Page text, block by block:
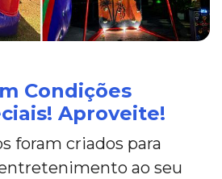
Condições
Aproveite!
foram criados para
ao seu